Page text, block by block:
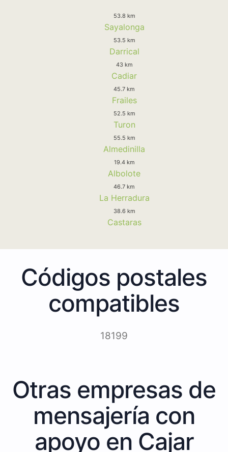
53.8 km
Sayalonga
53.5 km
Darrical
43 km
Cadiar
45.7 km
Frailes
52.5 km
Turon
55.5 km
Almedinilla
19.4 km
Albolote
46.7 km
La Herradura
38.6 km
Castaras
Códigos postales
compatibles
18199
Otras empresas de
mensajería con
apoyo en Cajar